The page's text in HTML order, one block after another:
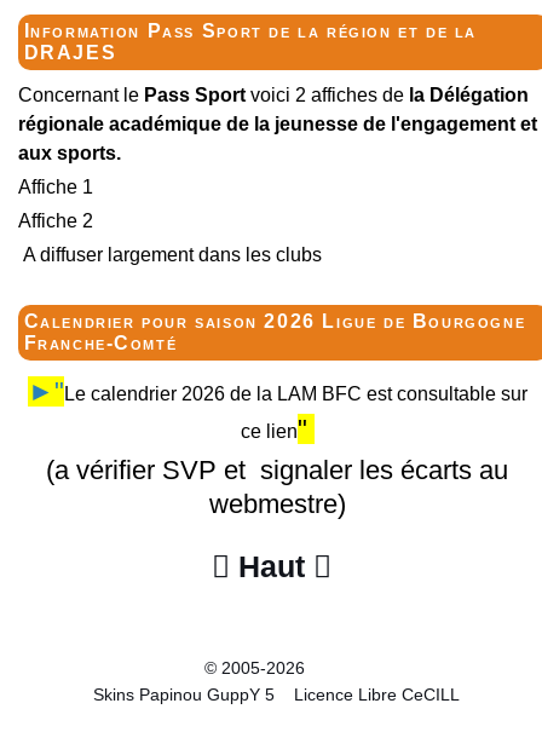
Information Pass Sport de la région et de la
DRAJES
Concernant lePass Sportvoici 2 affiches dela Délégation
régionale académique de la jeunesse de l'engagement et
aux sports.
Affiche 1
Affiche 2
A diffuser largement dans les clubs
Calendrier pour saison 2026 Ligue de Bourgogne
Franche-Comté
►" Le calendrier 2026 de la LAM BFC est consultable sur
ce lien"
(a vérifier SVP et signaler les écarts au
webmestre)
 Haut 
© 2005-2026
Skins Papinou GuppY 5
Licence Libre CeCILL